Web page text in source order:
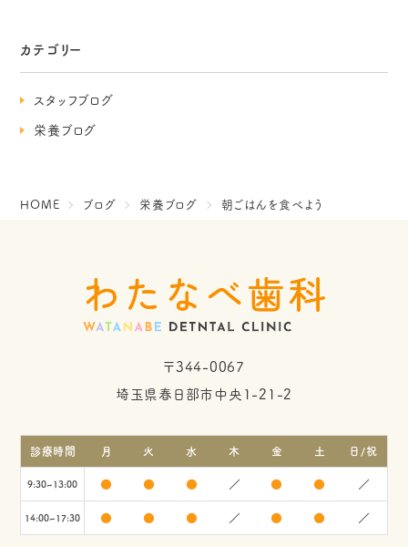
カテゴリー
スタッフブログ
栄養ブログ
HOME ブログ 栄養ブログ 朝ごはんを食べよう
〒344-0067
埼玉県春日部市中央1-21-2
診療時間 月 火 水 木 金 土 日/祝
9:30~13:00 ● ● ● ／ ● ● ／
14:00~17:30 ● ● ● ／ ● ● ／